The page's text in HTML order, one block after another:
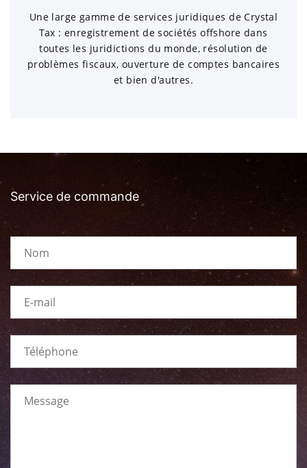
Une large gamme de services juridiques de Crystal
Tax : enregistrement de sociétés offshore dans
toutes les juridictions du monde, résolution de
problèmes fiscaux, ouverture de comptes bancaires
et bien d'autres.
Service de commande